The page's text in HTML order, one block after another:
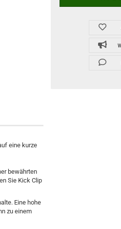
eine kurze
bewährten
Sie Kick Clip
Eine hohe
zu einem